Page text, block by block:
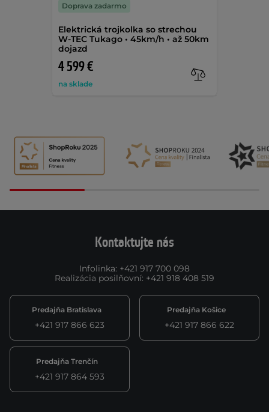
Elektrická trojkolka so strechou
W-TEC Tukago • 45km/h • až 50km
dojazd
4 599 €
na sklade
Doprava zadarmo
Kontaktujte nás
Infolinka: +421 917 700 098
Realizácia posilňovní: +421 918 408 519
Predajňa Bratislava
+421 917 866 623
Predajňa Košice
+421 917 866 622
Predajňa Trenčín
+421 917 864 593